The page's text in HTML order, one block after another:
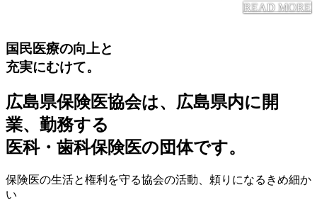
READ MORE
国民医療の向上と
充実にむけて。
広島県保険医協会は、広島県内に開
業、勤務する
医科・歯科保険医の団体です。
保険医の生活と権利を守る協会の活動、頼りになるきめ細か
い